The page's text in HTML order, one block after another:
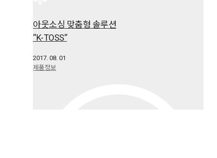
아웃소싱 맞춤형 솔루션
“K-TOSS”
2017. 08. 01
제품정보